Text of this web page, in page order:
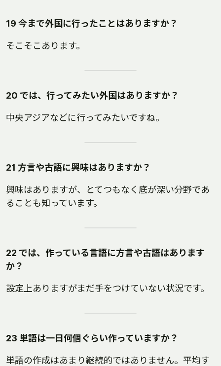
19 今まで外国に行ったことはありますか？
そこそこあります。
20 では、行ってみたい外国はありますか？
中央アジアなどに行ってみたいですね。
21 方言や古語に興味はありますか？
興味はありますが、とてつもなく底が深い分野であ
ることも知っています。
22 では、作っている言語に方言や古語はあります
か？
設定上ありますがまだ手をつけていない状況です。
23 単語は一日何個ぐらい作っていますか？
単語の作成はあまり継続的ではありません。平均す